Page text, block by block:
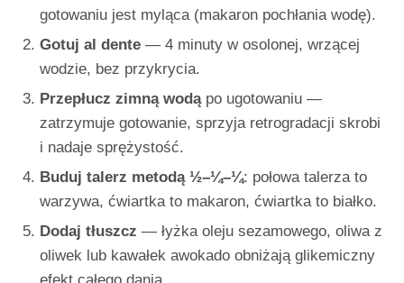
gotowaniu jest myląca (makaron pochłania wodę).
Gotuj al dente — 4 minuty w osolonej, wrzącej
wodzie, bez przykrycia.
Przepłucz zimną wodąpo ugotowaniu —
zatrzymuje gotowanie, sprzyja retrogradacji skrobi
i nadaje sprężystość.
Buduj talerz metodą ½–¼–¼: połowa talerza to
warzywa, ćwiartka to makaron, ćwiartka to białko.
Dodaj tłuszcz — łyżka oleju sezamowego, oliwa z
oliwek lub kawałek awokado obniżają glikemiczny